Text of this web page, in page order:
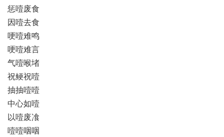
惩噎废食
因噎去食
哽噎难鸣
哽噎难言
气噎喉堵
祝鲠祝噎
抽抽噎噎
中心如噎
以噎废飡
噎噎咽咽